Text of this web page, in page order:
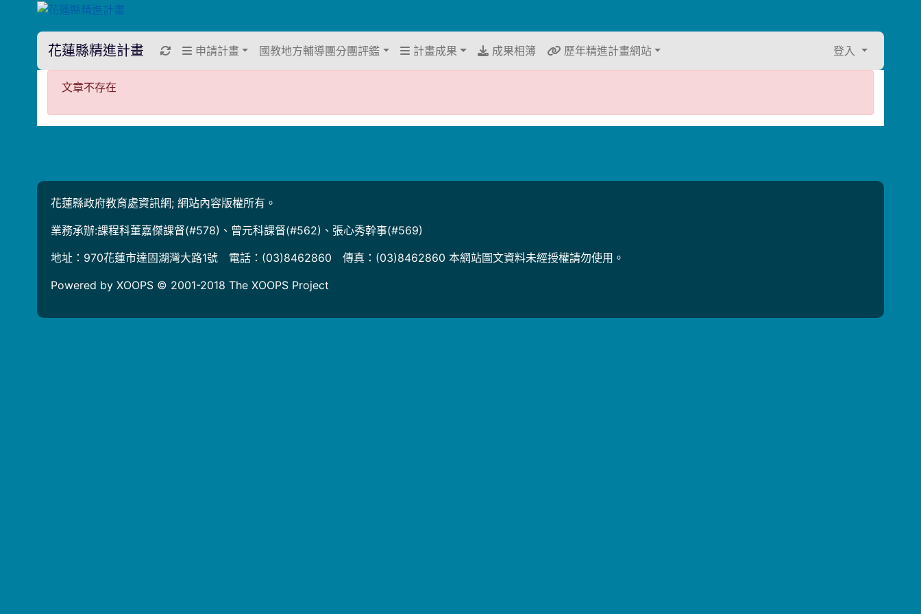
花蓮縣精進計畫 重新取得佈景設定
申請計畫 國教地方輔導團分團評鑑 計畫成果 成果相簿 歷年精進計畫網站 登入
文章不存在
文章不存在
花蓮縣政府教育處資訊網; 網站內容版權所有。
業務承辦:課程科董嘉傑課督(#578)、曾元科課督(#562)、張心秀幹事(#569)
地址：970花蓮市達固湖灣大路1號 電話：(03)8462860 傳真：(03)8462860 本網站圖文資料未經授權請勿使用。
Powered by XOOPS © 2001-2018 The XOOPS Project